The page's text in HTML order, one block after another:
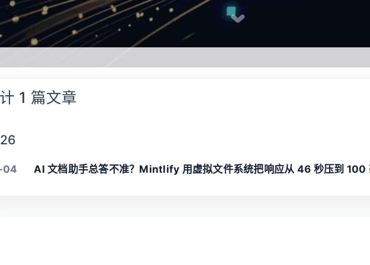
1 篇文章
04 AI 文档助手总答不准？Mintlify 用虚拟文件系统把响应从 46 秒压到 100